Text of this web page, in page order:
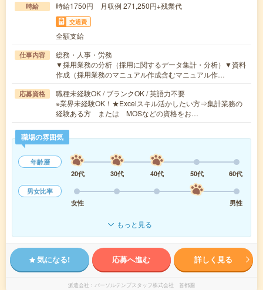
時給 時給1750円 月収例 271,250円+残業代
交通費
全額支給
仕事内容
総務・人事・労務
▼採用業務の分析（採用に関するデータ集計・分析）▼資料
作成（採用業務のマニュアル作成含むマニュアル作…
応募資格
職種未経験OK / ブランクOK / 英語力不要
※業界未経験OK！★Excelスキル活かしたい方⇒集計業務の
経験ある方 または MOSなどの資格をお…
職場の雰囲気
年齢層
20代
30代 40代 50代
60代
男女比率
女性
男性
もっと見る
気になる! 応募へ進む 詳しく見る
派遣会社 パーソルテンプスタッフ株式会社 首都圏